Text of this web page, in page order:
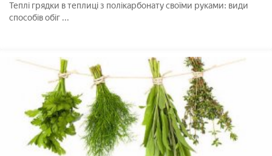
електричний і звичайний Підігрів
Теплі грядки в теплиці з полікарбонату своїми руками: види
способів обіг ...